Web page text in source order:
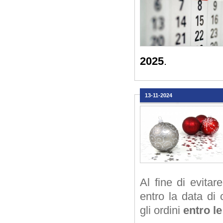
2025.
13-11-2024
Al fine di
entro la data di
gli ordini entro